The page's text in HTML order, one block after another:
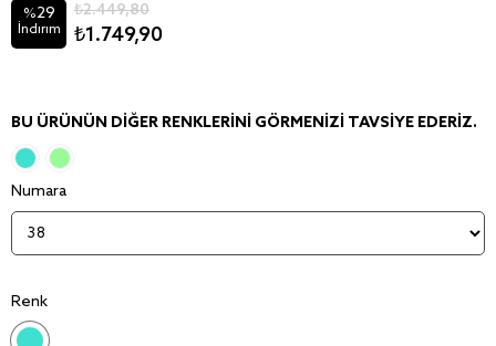
%29
İndirim
₺2.449,80
₺1.749,90
BU ÜRÜNÜN DIĞER RENKLERINI GÖRMENIZI TAVSIYE EDERIZ.
Numara
Renk